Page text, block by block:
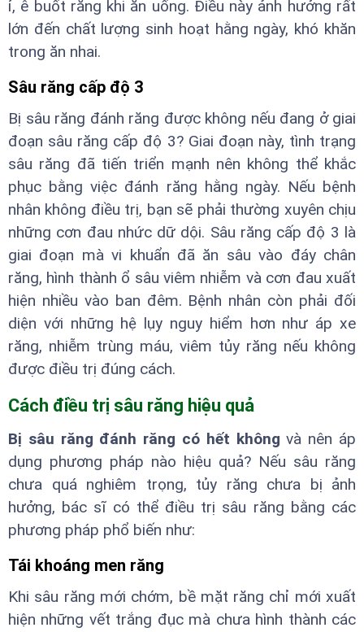
ỉ, ê buốt răng khi ăn uống. Điều này ảnh hưởng rất
lớn đến chất lượng sinh hoạt hằng ngày, khó khăn
trong ăn nhai.
Sâu răng cấp độ 3
Bị sâu răng đánh răng được không nếu đang ở giai
đoạn sâu răng cấp độ 3? Giai đoạn này, tình trạng
sâu răng đã tiến triển mạnh nên không thể khắc
phục bằng việc đánh răng hằng ngày. Nếu bệnh
nhân không điều trị, bạn sẽ phải thường xuyên chịu
những cơn đau nhức dữ dội. Sâu răng cấp độ 3 là
giai đoạn mà vi khuẩn đã ăn sâu vào đáy chân
răng, hình thành ổ sâu viêm nhiễm và cơn đau xuất
hiện nhiều vào ban đêm. Bệnh nhân còn phải đối
diện với những hệ lụy nguy hiểm hơn như áp xe
răng, nhiễm trùng máu, viêm tủy răng nếu không
được điều trị đúng cách.
Cách điều trị sâu răng hiệu quả
Bị sâu răng đánh răng có hết không và nên áp
dụng phương pháp nào hiệu quả? Nếu sâu răng
chưa quá nghiêm trọng, tủy răng chưa bị ảnh
hưởng, bác sĩ có thể điều trị sâu răng bằng các
phương pháp phổ biến như:
Tái khoáng men răng
Khi sâu răng mới chớm, bề mặt răng chỉ mới xuất
hiện những vết trắng đục mà chưa hình thành các